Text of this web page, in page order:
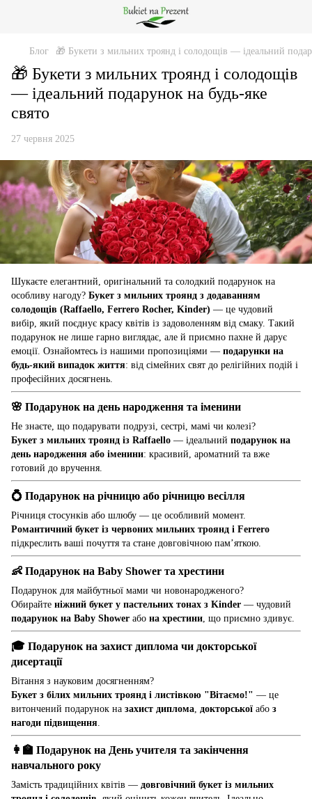
Блог 🎁 Букети з мильних троянд і солодощів — ідеальний
🎁 Букети з мильних троянд і солодощів
— ідеальний подарунок на будь-яке
свято
27 червня 2025
Шукаєте елегантний, оригінальний та солодкий подарунок на
особливу нагоду? Букет з мильних троянд з додаванням
солодощів (Raffaello, Ferrero Rocher, Kinder) — це чудовий
вибір, який поєднує красу квітів із задоволенням від смаку. Такий
подарунок не лише гарно виглядає, але й приємно пахне й дарує
емоції. Ознайомтесь із нашими пропозиціями — подарунки на
будь-який випадок життя: від сімейних свят до релігійних подій і
професійних досягнень.
🌸 Подарунок на день народження та іменини
Не знаєте, що подарувати подрузі, сестрі, мамі чи колезі?
Букет з мильних троянд із Raffaello — ідеальний подарунок на
день народження або іменини: красивий, ароматний та вже
готовий до вручення.
💍 Подарунок на річницю або річницю весілля
Річниця стосунків або шлюбу — це особливий момент.
Романтичний букет із червоних мильних троянд і Ferrero
підкреслить ваші почуття та стане довговічною пам’яткою.
👶 Подарунок на Baby Shower та хрестини
Подарунок для майбутньої мами чи новонародженого?
Обирайте ніжний букет у пастельних тонах з Kinder — чудовий
подарунок на Baby Shower або на хрестини , що приємно здивує.
🎓 Подарунок на захист диплома чи докторської
дисертації
Вітання з науковим досягненням?
Букет з білих мильних троянд і листівкою "Вітаємо!" — це
витончений подарунок на захист диплома докторської або з
нагоди підвищення
👩‍🏫 Подарунок на День учителя та закінчення
навчального року
Замість традиційних квітів — довговічний букет із мильних